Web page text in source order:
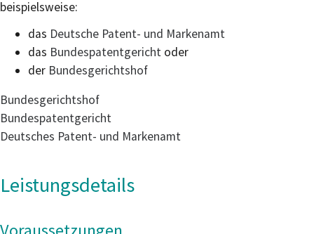
beispielsweise:
das Deutsche Patent- und Markenamt
das Bundespatentgericht oder
der Bundesgerichtshof
Bundesgerichtshof
Bundespatentgericht
Deutsches Patent- und Markenamt
Leistungsdetails